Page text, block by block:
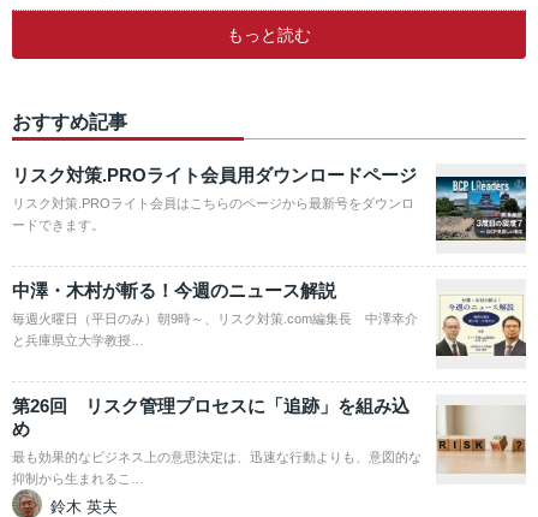
もっと読む
おすすめ記事
リスク対策.PROライト会員用ダウンロードページ
リスク対策.PROライト会員はこちらのページから最新号をダウンロ
ードできます。
中澤・木村が斬る！今週のニュース解説
毎週火曜日（平日のみ）朝9時～、リスク対策.com編集長 中澤幸介
と兵庫県立大学教授…
第26回 リスク管理プロセスに「追跡」を組み込
め
最も効果的なビジネス上の意思決定は、迅速な行動よりも、意図的な
抑制から生まれるこ…
鈴木 英夫